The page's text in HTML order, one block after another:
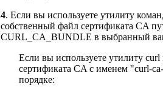
4. Если вы используете утилиту
собственный файл сертификата CA
CURL_CA_BUNDLE в выбранный
Если вы используете утилиту
сертификата CA с именем "curl-
порядке: